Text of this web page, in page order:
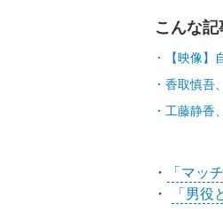
こんな
【映像
香取慎吾
工藤静香
・
「マッ
・
「男